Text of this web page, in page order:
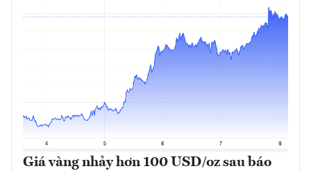
Giá vàng nhảy hơn 100 USD/oz sau báo